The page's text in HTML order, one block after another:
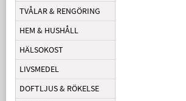
TVÅLAR & RENGÖRING
HEM & HUSHÅLL
HÄLSOKOST
LIVSMEDEL
DOFTLJUS & RÖKELSE